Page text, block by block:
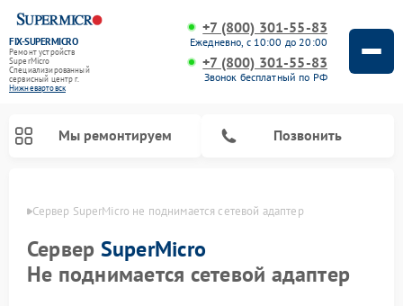
FIX-SUPERMICRO
Ремонт устройств
SuperMicro
Специализированный
cервисный центр г.
Нижневартовск
+7 (800) 301-55-83
Ежедневно, с 10:00 до 20:00
+7 (800) 301-55-83
Звонок бесплатный по РФ
Мы ремонтируем Позвонить
Сервер SuperMicro не поднимается сетевой адаптер
Сервер SuperMicro
Не поднимается сетевой адаптер